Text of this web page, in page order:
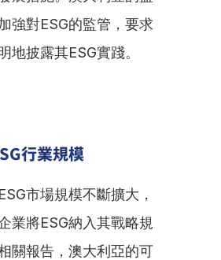
強對ESG的監管，要求
地披露其ESG實踐。
行業規模
市場規模不斷擴大，
業將ESG納入其戰略規
關報告，澳大利亞的可